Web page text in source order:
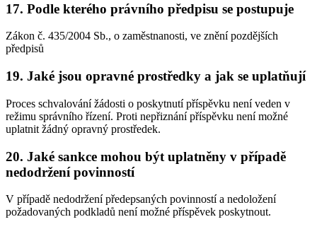
17. Podle kterého právního předpisu se postupuje
Zákon č. 435/2004 Sb., o zaměstnanosti, ve znění pozdějších
předpisů
19. Jaké jsou opravné prostředky a jak se uplatňují
Proces schvalování žádosti o poskytnutí příspěvku není veden v
režimu správního řízení. Proti nepřiznání příspěvku není možné
uplatnit žádný opravný prostředek.
20. Jaké sankce mohou být uplatněny v případě
nedodržení povinností
V případě nedodržení předepsaných povinností a nedoložení
požadovaných podkladů není možné příspěvek poskytnout.